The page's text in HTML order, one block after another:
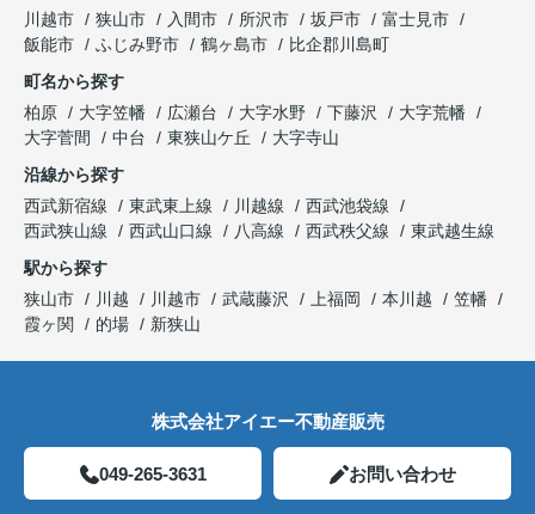
川越市
狭山市 入間市 所沢市 坂戸市
富士見市
飯能市
ふじみ野市 鶴ヶ島市
比企郡川島町
町名から探す
柏原
大字笠幡 広瀬台 大字水野 下藤沢
大字荒幡
大字菅間
中台 東狭山ケ丘
大字寺山
沿線から探す
西武新宿線
東武東上線 川越線
西武池袋線
西武狭山線
西武山口線 八高線 西武秩父線
東武越生線
駅から探す
狭山市
川越 川越市 武蔵藤沢 上福岡 本川越
笠幡
霞ヶ関
的場 新狭山
株式会社アイエー不動産販売
049-265-3631 お問い合わせ